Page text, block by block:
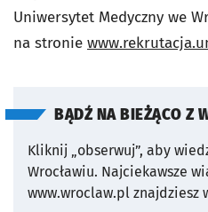
Uniwersytet Medyczny we
na stronie
BĄDŹ NA BIEŻĄCO Z
Kliknij „obserwuj”, aby
Wrocławiu. Najciekawsze
www.wroclaw.pl znajdziesz